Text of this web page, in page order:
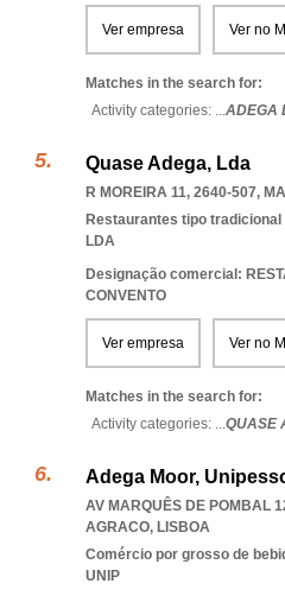
Ver empresa Ver no
Matches in the search for:
Activity categories: ...ADEGA
Quase Adega, Lda
R MOREIRA 11, 2640-507,
Restaurantes tipo tradicional
LDA
Designação comercial:
CONVENTO
Ver empresa Ver no
Matches in the search for:
Activity categories: ...QUASE
Adega Moor,
AV MARQUÊS DE POMBAL
AGRACO, LISBOA
Comércio por grosso de
UNIP